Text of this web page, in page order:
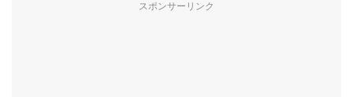
スポンサーリンク